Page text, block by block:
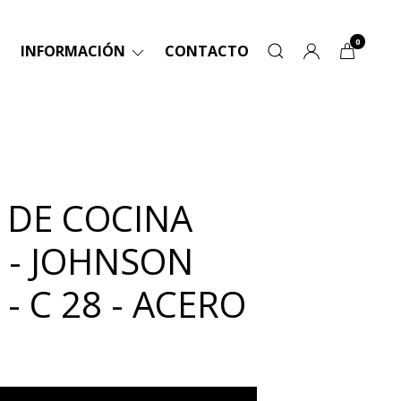
INFORMACIÓN CONTACTO 0
COCINA
JOHNSON
C 28 - ACERO